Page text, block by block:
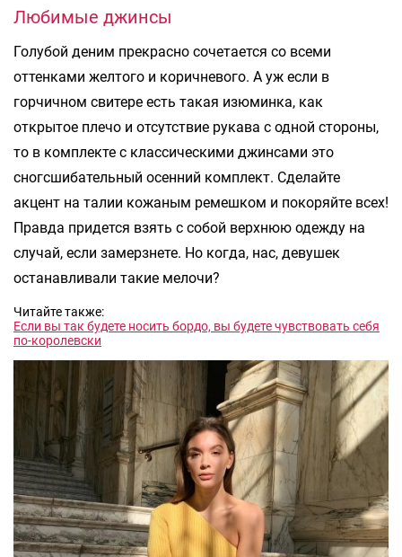
Любимые джинсы
Голубой деним прекрасно сочетается со всеми
оттенками желтого и коричневого. А уж если в
горчичном свитере есть такая изюминка, как
открытое плечо и отсутствие рукава с одной стороны,
то в комплекте с классическими джинсами это
сногсшибательный осенний комплект. Сделайте
акцент на талии кожаным ремешком и покоряйте всех!
Правда придется взять с собой верхнюю одежду на
случай, если замерзнете. Но когда, нас, девушек
останавливали такие мелочи?
Читайте также:
Если вы так будете носить бордо, вы будете чувствовать себя
по-королевски